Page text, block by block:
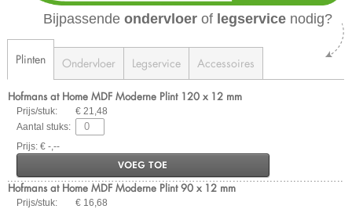
Bijpassende ondervloer of legservice nodig?
Plinten Ondervloer Legservice Accessoires
Hofmans at Home MDF Moderne Plint 120 x 12 mm
Prijs/stuk:
€ 21,48
Aantal stuks:
Prijs: € -,--
VOEG TOE
Hofmans at Home MDF Moderne Plint 90 x 12 mm
Prijs/stuk:
€ 16,68